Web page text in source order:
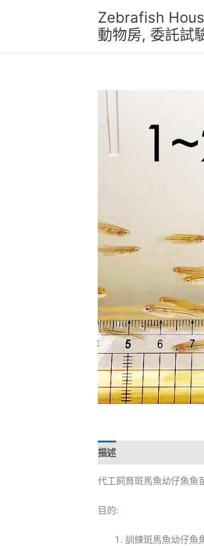
要
Zebrafish
動物房, 委託試
描述
代工飼育斑馬魚幼仔魚魚
目的:
訓練斑馬魚幼仔魚